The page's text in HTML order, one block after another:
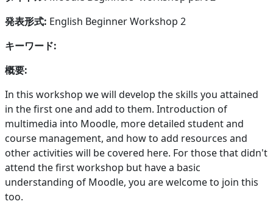
発表形式: English Beginner Workshop 2
キーワード:
概要:
In this workshop we will develop the skills you attained
in the first one and add to them. Introduction of
multimedia into Moodle, more detailed student and
course management, and how to add resources and
other activities will be covered here. For those that didn't
attend the first workshop but have a basic
understanding of Moodle, you are welcome to join this
too.